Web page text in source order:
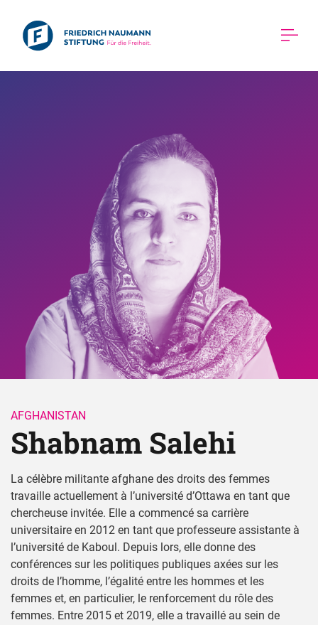
AFGHANISTAN
Shabnam Salehi
La célèbre militante afghane des droits des femmes
travaille actuellement à l’université d’Ottawa en tant que
chercheuse invitée. Elle a commencé sa carrière
universitaire en 2012 en tant que professeure assistante à
l’université de Kaboul. Depuis lors, elle donne des
conférences sur les politiques publiques axées sur les
droits de l’homme, l’égalité entre les hommes et les
femmes et, en particulier, le renforcement du rôle des
femmes. Entre 2015 et 2019, elle a travaillé au sein de